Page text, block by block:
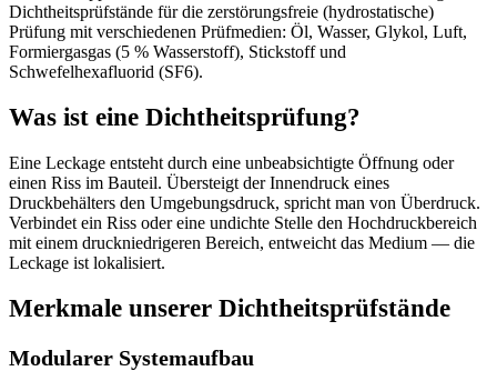
Dichtheitsprüfstände für die zerstörungsfreie (hydrostatische)
Prüfung mit verschiedenen Prüfmedien: Öl, Wasser, Glykol, Luft,
Formiergasgas (5 % Wasserstoff), Stickstoff und
Schwefelhexafluorid (SF6).
Was ist eine Dichtheitsprüfung?
Eine Leckage entsteht durch eine unbeabsichtigte Öffnung oder
einen Riss im Bauteil. Übersteigt der Innendruck eines
Druckbehälters den Umgebungsdruck, spricht man von Überdruck.
Verbindet ein Riss oder eine undichte Stelle den Hochdruckbereich
mit einem druckniedrigeren Bereich, entweicht das Medium — die
Leckage ist lokalisiert.
Merkmale unserer Dichtheitsprüfstände
Modularer Systemaufbau